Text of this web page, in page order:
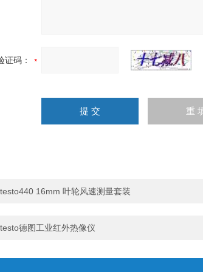
证码：
testo440 16mm 叶轮风速测量套装
testo德图工业红外热像仪